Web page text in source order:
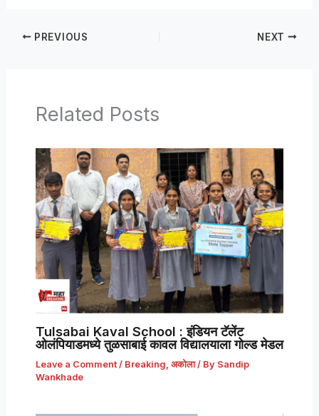
PREVIOUS NEXT
Related Posts
Tulsabai Kaval School : इंडियन टॅलेंट
ओलंपियाडमध्ये तुळसाबाई कावल विद्यालयाला गोल्ड मेडल
Leave a Comment / Breaking, अकोला/ By Sandip
Wankhade